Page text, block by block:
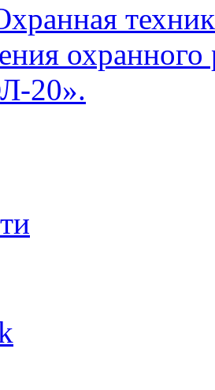
охранного
20».